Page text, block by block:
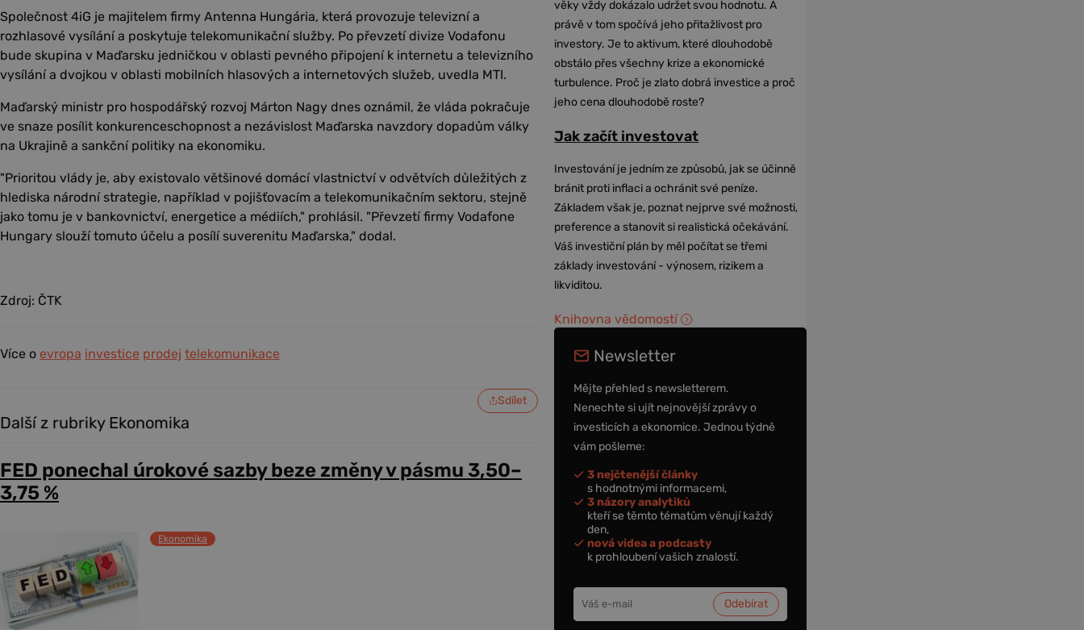
Společnost 4iG je majitelem firmy Antenna Hungária, která provozuje televizní a
rozhlasové vysílání a poskytuje telekomunikační služby. Po převzetí divize Vodafonu
bude skupina v Maďarsku jedničkou v oblasti pevného připojení k internetu a televizního
vysílání a dvojkou v oblasti mobilních hlasových a internetových služeb, uvedla MTI.
Maďarský ministr pro hospodářský rozvoj Márton Nagy dnes oznámil, že vláda pokračuje
ve snaze posílit konkurenceschopnost a nezávislost Maďarska navzdory dopadům války
na Ukrajině a sankční politiky na ekonomiku.
"Prioritou vlády je, aby existovalo většinové domácí vlastnictví v odvětvích důležitých z
hlediska národní strategie, například v pojišťovacím a telekomunikačním sektoru, stejně
jako tomu je v bankovnictví, energetice a médiích," prohlásil. "Převzetí firmy Vodafone
Hungary slouží tomuto účelu a posílí suverenitu Maďarska," dodal.
Zdroj: ČTK
Více o evropa investice prodej telekomunikace
Sdílet
Další z rubriky Ekonomika
FED ponechal úrokové sazby beze změny v pásmu 3,50–
3,75 %
Ekonomika
věky vždy dokázalo udržet svou hodnotu. A
právě v tom spočívá jeho přitažlivost pro
investory. Je to aktivum, které dlouhodobě
obstálo přes všechny krize a ekonomické
turbulence. Proč je zlato dobrá investice a proč
jeho cena dlouhodobě roste?
Jak začít investovat
Investování je jedním ze způsobů, jak se účinně
bránit proti inflaci a ochránit své peníze.
Základem však je, poznat nejprve své možnosti,
preference a stanovit si realistická očekávání.
Váš investiční plán by měl počítat se třemi
základy investování - výnosem, rizikem a
likviditou.
Knihovna vědomostí
Newsletter
Mějte přehled s newsletterem.
Nenechte si ujít nejnovější zprávy o
investicích a ekonomice. Jednou týdně
vám pošleme:
3 nejčtenější články
s hodnotnými informacemi,
3 názory analytiků
kteří se těmto tématům věnují každý
den,
nová videa a podcasty
k prohloubení vašich znalostí.